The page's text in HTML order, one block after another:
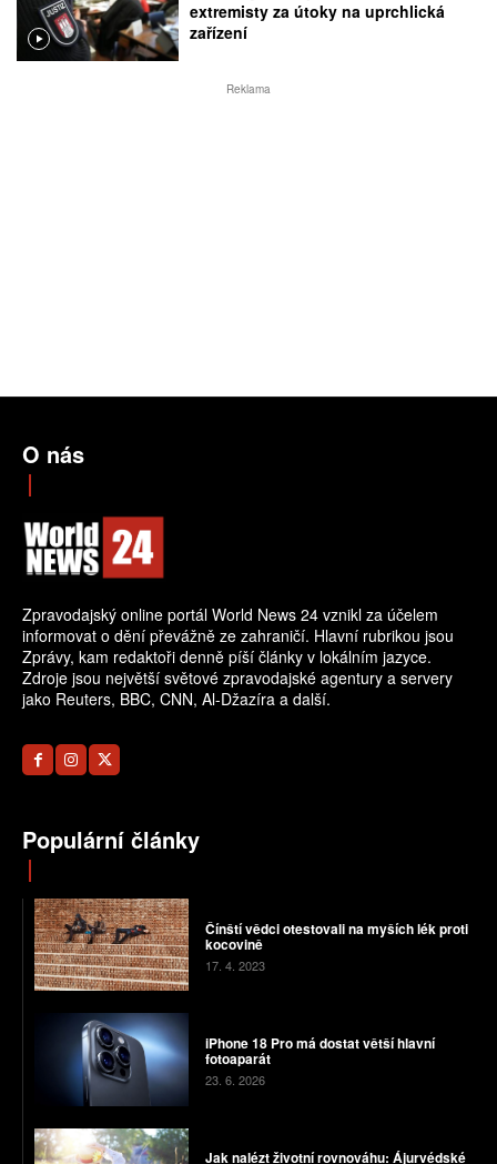
extremisty za útoky na uprchlická
zařízení
Reklama
O nás
Zpravodajský online portál World News 24 vznikl za účelem
informovat o dění převážně ze zahraničí. Hlavní rubrikou jsou
Zprávy, kam redaktoři denně píší články v lokálním jazyce.
Zdroje jsou největší světové zpravodajské agentury a servery
jako Reuters, BBC, CNN, Al-Džazíra a další.
Populární články
Čínští vědci otestovali na myších lék proti
kocovině
17. 4. 2023
iPhone 18 Pro má dostat větší hlavní
fotoaparát
23. 6. 2026
Jak nalézt životní rovnováhu: Ájurvédské